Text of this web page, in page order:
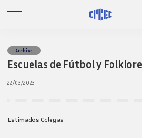
Archivo
Escuelas de Fútbol y Folklore
22/03/2023
Estimados Colegas